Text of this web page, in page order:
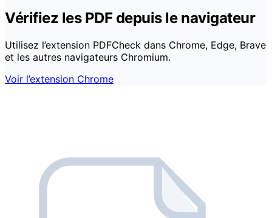
Vérifiez les PDF depuis le navigateur
Utilisez l’extension PDFCheck dans Chrome, Edge, Brave
et les autres navigateurs Chromium.
Voir l’extension Chrome